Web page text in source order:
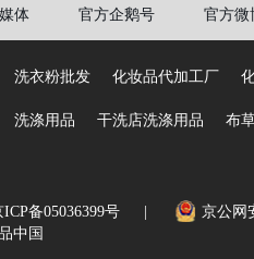
体 官方企鹅号 官方微
洗衣粉批发 化妆品代加工厂
洗涤用品 干洗店洗涤用品 布
ICP备05036399号 京公网
中国